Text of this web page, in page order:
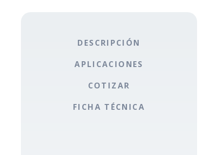
DESCRIPCIÓN
APLICACIONES
COTIZAR
FICHA TÉCNICA